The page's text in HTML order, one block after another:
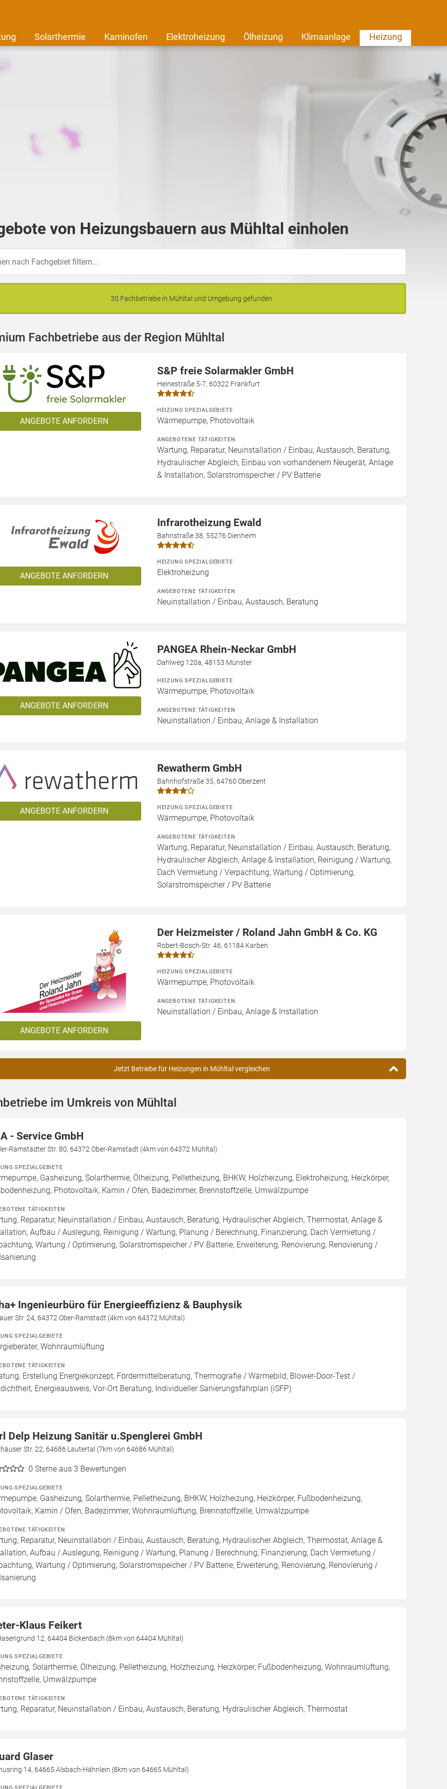
Solarthermie Kaminofen Elektroheizung Ölheizung Klimaanlage Heizung
von Heizungsbauern aus Mühltal einholen
30 Fachbetriebe in Mühltal und Umgebung gefunden
Fachbetriebe aus der Region Mühltal
ANGEBOTE ANFORDERN
S&P freie Solarmakler GmbH
Heinestraße 5-7, 60322 Frankfurt
HEIZUNG SPEZIALGEBIETE
Wärmepumpe, Photovoltaik
ANGEBOTENE TÄTIGKEITEN
Wartung, Reparatur, Neuinstallation / Einbau, Austausch, Beratung,
Hydraulischer Abgleich, Einbau von vorhandenem Neugerät, Anlage
& Installation, Solarstromspeicher / PV Batterie
ANGEBOTE ANFORDERN
Infrarotheizung Ewald
Bahnstraße 38, 55276 Dienheim
HEIZUNG SPEZIALGEBIETE
Elektroheizung
ANGEBOTENE TÄTIGKEITEN
Neuinstallation / Einbau, Austausch, Beratung
ANGEBOTE ANFORDERN
PANGEA Rhein-Neckar GmbH
Dahlweg 120a, 48153 Münster
HEIZUNG SPEZIALGEBIETE
Wärmepumpe, Photovoltaik
ANGEBOTENE TÄTIGKEITEN
Neuinstallation / Einbau, Anlage & Installation
ANGEBOTE ANFORDERN
Rewatherm GmbH
Bahnhofstraße 35, 64760 Oberzent
HEIZUNG SPEZIALGEBIETE
Wärmepumpe, Photovoltaik
ANGEBOTENE TÄTIGKEITEN
Wartung, Reparatur, Neuinstallation / Einbau, Austausch, Beratung,
Hydraulischer Abgleich, Anlage & Installation, Reinigung / Wartung,
Dach Vermietung / Verpachtung, Wartung / Optimierung,
Solarstromspeicher / PV Batterie
ANGEBOTE ANFORDERN
Der Heizmeister / Roland Jahn GmbH & Co. KG
Robert-Bosch-Str. 46, 61184 Karben
HEIZUNG SPEZIALGEBIETE
Wärmepumpe, Photovoltaik
ANGEBOTENE TÄTIGKEITEN
Neuinstallation / Einbau, Anlage & Installation
Jetzt Betriebe für Heizungen in Mühltal vergleichen
im Umkreis von Mühltal
- Service GmbH
Ramstädter Str. 80, 64372 Ober-Ramstadt (4km von 64372 Mühltal)
SPEZIALGEBIETE
Gasheizung, Solarthermie, Ölheizung, Pelletheizung, BHKW, Holzheizung, Elektroheizung, Heizkörper,
Photovoltaik, Kamin / Ofen, Badezimmer, Brennstoffzelle, Umwälzpumpe
TÄTIGKEITEN
Reparatur, Neuinstallation / Einbau, Austausch, Beratung, Hydraulischer Abgleich, Thermostat, Anlage &
Aufbau / Auslegung, Reinigung / Wartung, Planung / Berechnung, Finanzierung, Dach Vermietung /
Wartung / Optimierung, Solarstromspeicher / PV Batterie, Erweiterung, Renovierung, Renovierung /
Ingenieurbüro für Energieeffizienz & Bauphysik
Str. 24, 64372 Ober-Ramstadt (4km von 64372 Mühltal)
SPEZIALGEBIETE
Wohnraumlüftung
TÄTIGKEITEN
Erstellung Energiekonzept, Fördermittelberatung, Thermografie / Wärmebild, Blower-Door-Test /
Energieausweis, Vor-Ort Beratung, Individueller Sanierungsfahrplan (iSFP)
Delp Heizung Sanitär u.Spenglerei GmbH
Str. 22, 64686 Lautertal (7km von 64686 Mühltal)
0 Sterne aus 3 Bewertungen
SPEZIALGEBIETE
Gasheizung, Solarthermie, Pelletheizung, BHKW, Holzheizung, Heizkörper, Fußbodenheizung,
Kamin / Ofen, Badezimmer, Wohnraumlüftung, Brennstoffzelle, Umwälzpumpe
TÄTIGKEITEN
Reparatur, Neuinstallation / Einbau, Austausch, Beratung, Hydraulischer Abgleich, Thermostat, Anlage &
Aufbau / Auslegung, Reinigung / Wartung, Planung / Berechnung, Finanzierung, Dach Vermietung /
Wartung / Optimierung, Solarstromspeicher / PV Batterie, Erweiterung, Renovierung, Renovierung /
Klaus Feikert
12, 64404 Bickenbach (8km von 64404 Mühltal)
SPEZIALGEBIETE
Solarthermie, Ölheizung, Pelletheizung, Holzheizung, Heizkörper, Fußbodenheizung, Wohnraumlüftung,
Umwälzpumpe
TÄTIGKEITEN
Reparatur, Neuinstallation / Einbau, Austausch, Beratung, Hydraulischer Abgleich, Thermostat
Glaser
14, 64665 Alsbach-Hähnlein (8km von 64665 Mühltal)
SPEZIALGEBIETE